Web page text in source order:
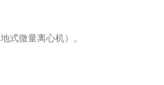
式微量离心机）。